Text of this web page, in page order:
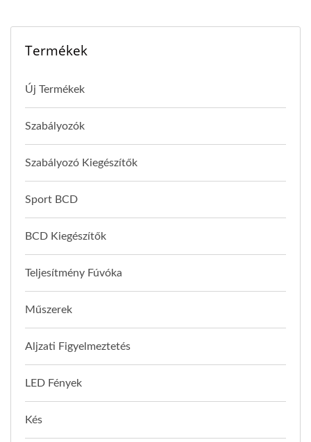
Termékek
Új Termékek
Szabályozók
Szabályozó Kiegészítők
Sport BCD
BCD Kiegészítők
Teljesítmény Fúvóka
Műszerek
Aljzati Figyelmeztetés
LED Fények
Kés